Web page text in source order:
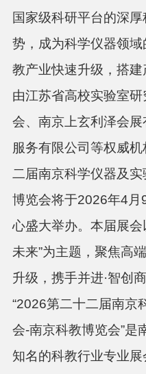
国家级科研平台的深
势，成为科学仪器领
教产业快速升级，搭建
由江苏省高校实验室
会、南京上玄利泽会
服务有限公司等权威
二届南京科学仪器及
博览会将于2026年4月
心盛大举办。本届展会
未来”为主题，聚焦高
升级，携手并进·智创
“2026第二十二届南京
会-南京科教博览会”是
知名的科教行业专业